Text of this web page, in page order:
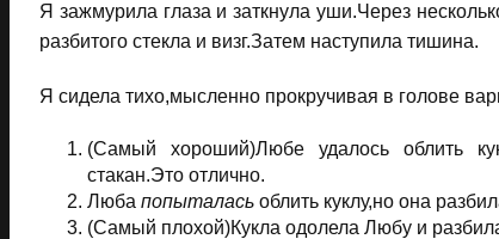
Я зажмурила глаза и заткнула уши.Через
разбитого стекла и визг.Затем наступила тишина.
Я сидела тихо,мысленно прокручивая в голове
(Самый хороший)Любе удалось облить
стакан.Это отлично.
Люба попыталась облить куклу,но она
(Самый плохой)Кукла одолела Любу и